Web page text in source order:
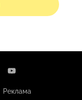
Реклама